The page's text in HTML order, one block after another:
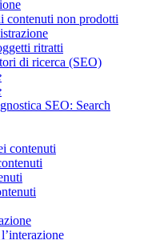
contenuti non prodotti
ritratti
di ricerca (SEO)
SEO: Search
contenuti